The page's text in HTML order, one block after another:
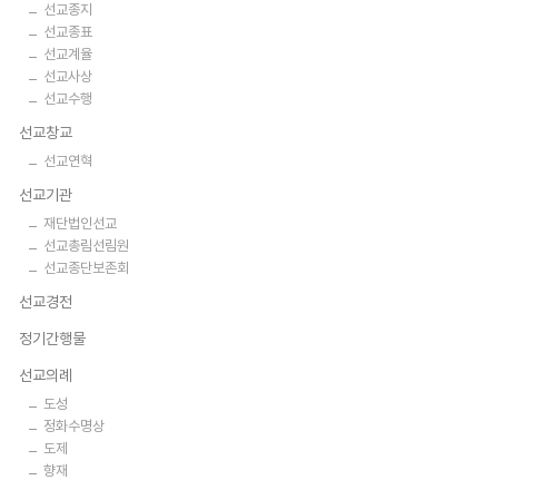
선교종지
선교종표
선교계율
선교사상
선교수행
선교창교
선교연혁
선교기관
재단법인선교
선교총림선림원
선교종단보존회
선교경전
정기간행물
선교의례
도성
정화수명상
도제
향재